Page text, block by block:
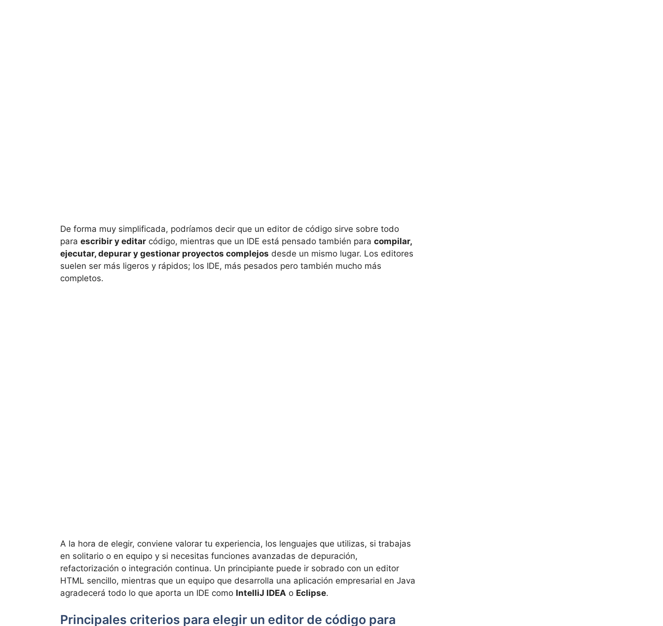
De forma muy simplificada, podríamos decir que un editor de código sirve sobre todo
para escribir y editar código, mientras que un IDE está pensado también para compilar,
ejecutar, depurar y gestionar proyectos complejos desde un mismo lugar. Los editores
suelen ser más ligeros y rápidos; los IDE, más pesados pero también mucho más
completos.
A la hora de elegir, conviene valorar tu experiencia, los lenguajes que utilizas, si trabajas
en solitario o en equipo y si necesitas funciones avanzadas de depuración,
refactorización o integración continua. Un principiante puede ir sobrado con un editor
HTML sencillo, mientras que un equipo que desarrolla una aplicación empresarial en Java
agradecerá todo lo que aporta un IDE como IntelliJ IDEA o Eclipse.
Principales criterios para elegir un editor de código para